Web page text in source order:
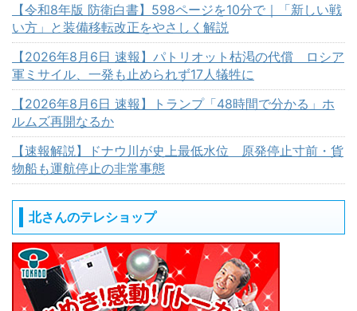
【令和8年版 防衛白書】598ページを10分で｜「新しい戦
い方」と装備移転改正をやさしく解説
【2026年8月6日 速報】パトリオット枯渇の代償 ロシア
軍ミサイル、一発も止められず17人犠牲に
【2026年8月6日 速報】トランプ「48時間で分かる」ホ
ルムズ再開なるか
【速報解説】ドナウ川が史上最低水位 原発停止寸前・貨
物船も運航停止の非常事態
北さんのテレショップ